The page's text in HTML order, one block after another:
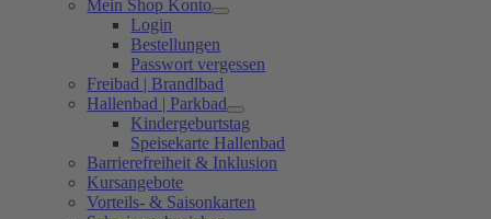
Mein Shop Konto
Login
Bestellungen
Passwort vergessen
Freibad | Brandlbad
Hallenbad | Parkbad
Kindergeburtstag
Speisekarte Hallenbad
Barrierefreiheit & Inklusion
Kursangebote
Vorteils- & Saisonkarten